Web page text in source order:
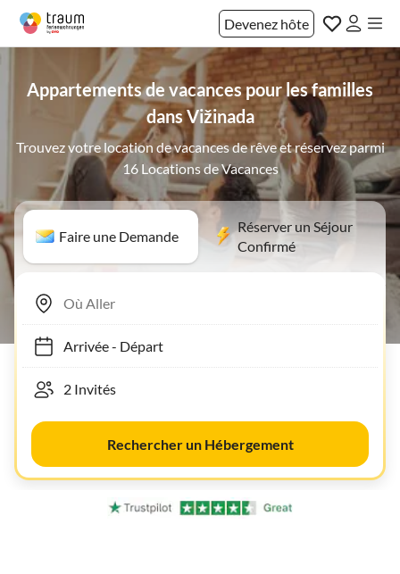
Devenez hôte
Appartements de vacances pour les familles
dans Vižinada
Trouvez votre location de vacances de rêve et réservez parmi
16 Locations de Vacances
Faire une Demande
Réserver un Séjour
Confirmé
Arrivée- Départ
Rechercher un Hébergement